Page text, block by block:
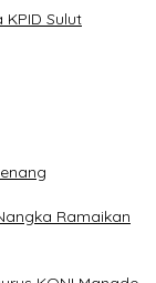
Sulut
Ramaikan